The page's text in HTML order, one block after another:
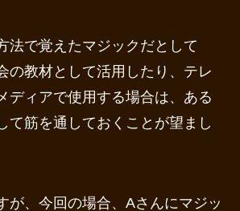
法で覚えたマジックだとして
の教材として活用したり、テレ
ディアで使用する場合は、ある
て筋を通しておくことが望まし
が、今回の場合、Aさんにマジッ